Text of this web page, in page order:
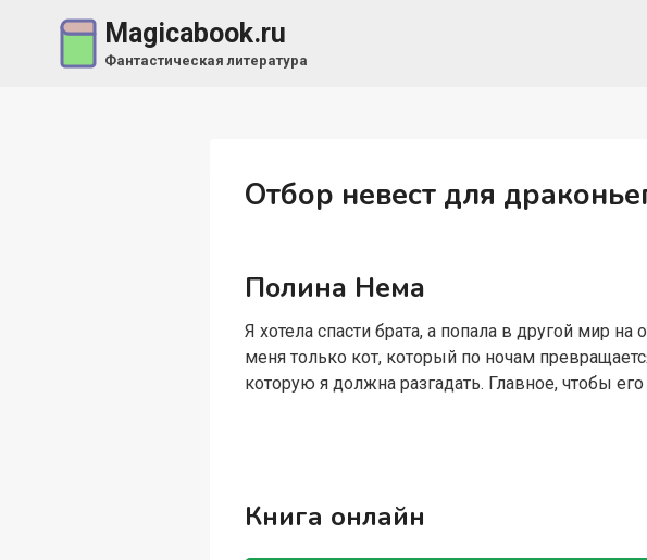
содержимому
Magicabook.ru
Фантастическая литература
Отбор невест для
Полина Нема
Я хотела спасти брата, а попала в другой мир
меня только кот, который по ночам
которую я должна разгадать. Главное, чтобы
Книга онлайн